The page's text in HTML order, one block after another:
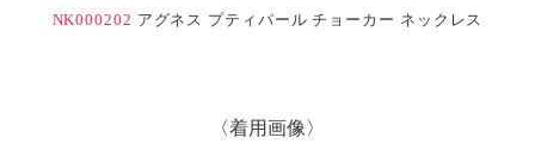
NK000202 アグネス プティパール チョーカー ネックレス
〈着用画像〉